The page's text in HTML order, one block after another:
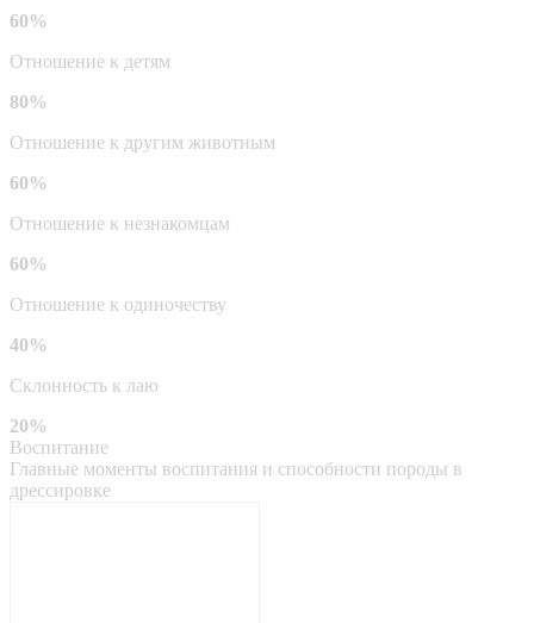
60%
Отношение к детям
80%
Отношение к другим животным
60%
Отношение к незнакомцам
60%
Отношение к одиночеству
40%
Склонность к лаю
20%
Воспитание
Главные моменты воспитания и способности породы в
дрессировке